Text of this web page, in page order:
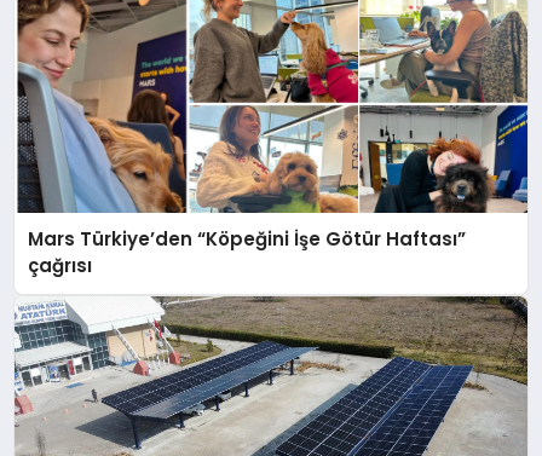
Mars Türkiye’den “Köpeğini İşe Götür Haftası”
çağrısı